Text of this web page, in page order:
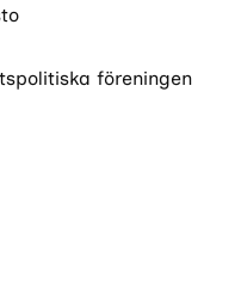
föreningen